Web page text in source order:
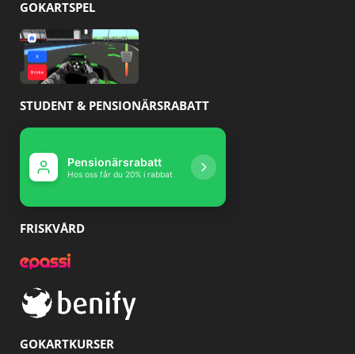
GOKARTSPEL
STUDENT & PENSIONÄRSRABATT
Pensionärsrabatt
Hos oss får du 20% i rabbat
FRISKVÅRD
GOKARTKURSER